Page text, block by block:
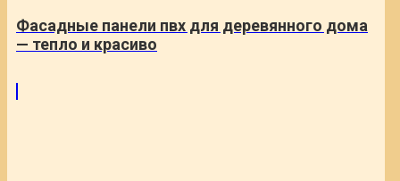
Фасадные панели пвх для деревянного дома
— тепло и красиво